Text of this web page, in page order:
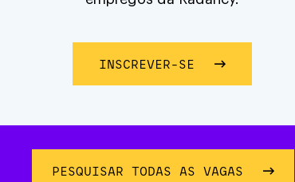
INSCREVER-SE SOBRE
PESQUISAR TODAS AS VAGAS